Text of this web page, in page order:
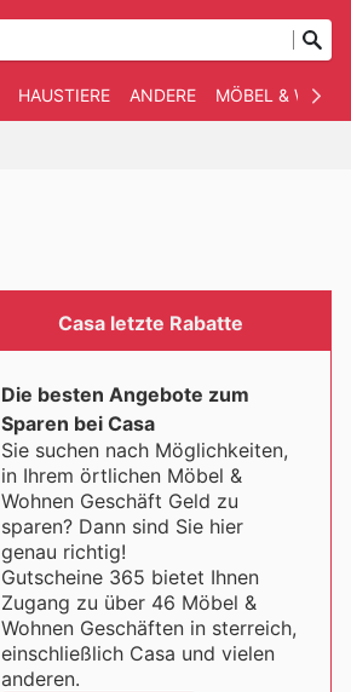
HAUSTIERE ANDERE MÖBEL &
Casa letzte Rabatte
Die besten Angebote zum
Sparen bei Casa
Sie suchen nach Möglichkeiten,
in Ihrem örtlichen Möbel &
Wohnen Geschäft Geld zu
sparen? Dann sind Sie hier
genau richtig!
Gutscheine 365 bietet Ihnen
Zugang zu über 46 Möbel &
Wohnen Geschäften in sterreich,
einschließlich Casa und vielen
anderen.